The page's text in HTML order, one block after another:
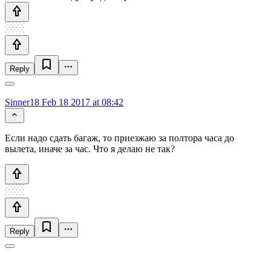
Reply
Sinner18 Feb 18 2017 at 08:42
Если надо сдать багаж, то приезжаю за полтора часа до
вылета, иначе за час. Что я делаю не так?
Reply